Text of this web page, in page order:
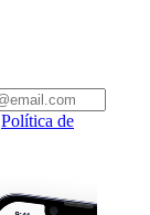
Política de